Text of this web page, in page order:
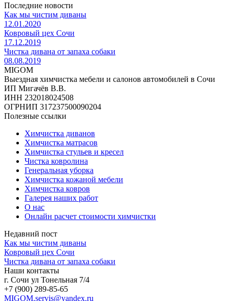
Последние новости
Как мы чистим диваны
12.01.2020
Ковровый цех Сочи
17.12.2019
Чистка дивана от запаха собаки
08.08.2019
MIGOM
Выездная химчистка мебели и салонов автомобилей в Сочи
ИП Мигачёв В.В.
ИНН 232018024508
ОГРНИП 317237500090204
Полезные ссылки
Химчистка диванов
Химчистка матрасов
Химчистка стульев и кресел
Чистка ковролина
Генеральная уборка
Химчистка кожаной мебели
Химчистка ковров
Галерея наших работ
О нас
Онлайн расчет стоимости химчистки
Недавний пост
Как мы чистим диваны
Ковровый цех Сочи
Чистка дивана от запаха собаки
Наши контакты
г. Сочи ул Тонельная 7/4
+7 (900) 289-85-65
MIGOM.servis@yandex.ru